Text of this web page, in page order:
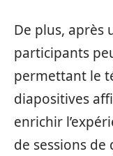
De plus, après
participants
permettant le
diapositives
enrichir
de sessions